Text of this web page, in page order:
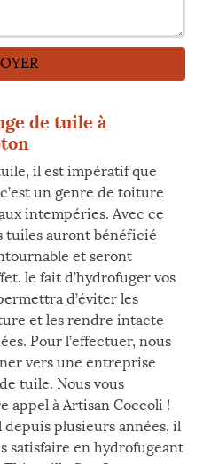
de tuile à
il est impératif que
un genre de toiture
intempéries. Avec ce
tuiles auront bénéficié
et seront
le fait d’hydrofuger vos
d’éviter les
et les rendre intacte
Pour l’effectuer, nous
vers une entreprise
tuile. Nous vous
appel à Artisan Coccoli !
plusieurs années, il
satisfaire en hydrofugeant